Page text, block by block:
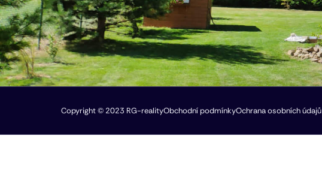
Copyright © 2023 RG-realityObchodní podmínkyOchrana osobních údajů